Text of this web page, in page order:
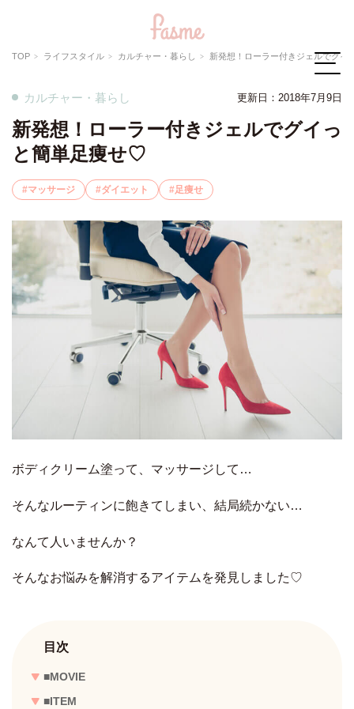
TOP ライフスタイル カルチャー・暮らし 新発想！ローラー付きジェルでグ
カルチャー・暮らし 更新日：2018年7月9日
新発想！ローラー付きジェルでグイっ
と簡単足痩せ♡
マッサージ ダイエット 足痩せ
ボディクリーム塗って、マッサージして…
そんなルーティンに飽きてしまい、結局続かない…
なんて人いませんか？
そんなお悩みを解消するアイテムを発見しました♡
目次
■MOVIE
■ITEM